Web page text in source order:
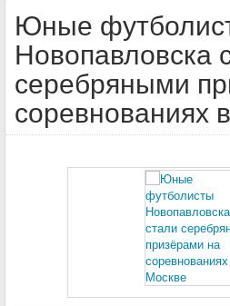
Юные
Новопавловска
серебряными
соревнованиях